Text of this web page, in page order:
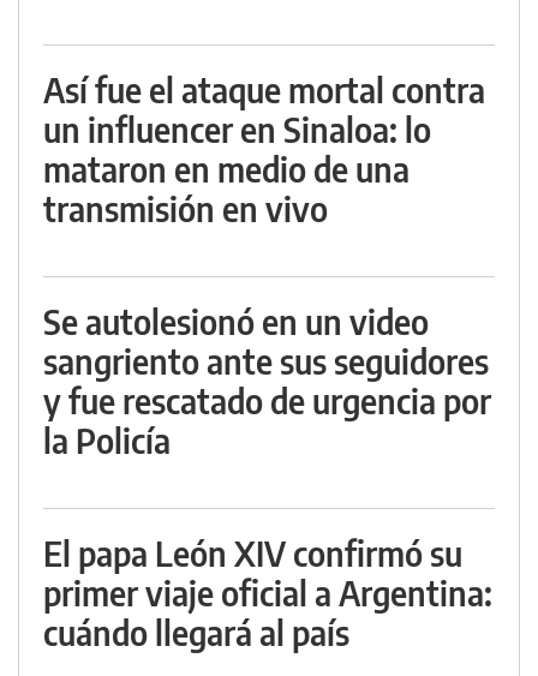
Así fue el ataque mortal contra
un influencer en Sinaloa: lo
mataron en medio de una
transmisión en vivo
Se autolesionó en un video
sangriento ante sus seguidores
y fue rescatado de urgencia por
la Policía
El papa León XIV confirmó su
primer viaje oficial a Argentina:
cuándo llegará al país